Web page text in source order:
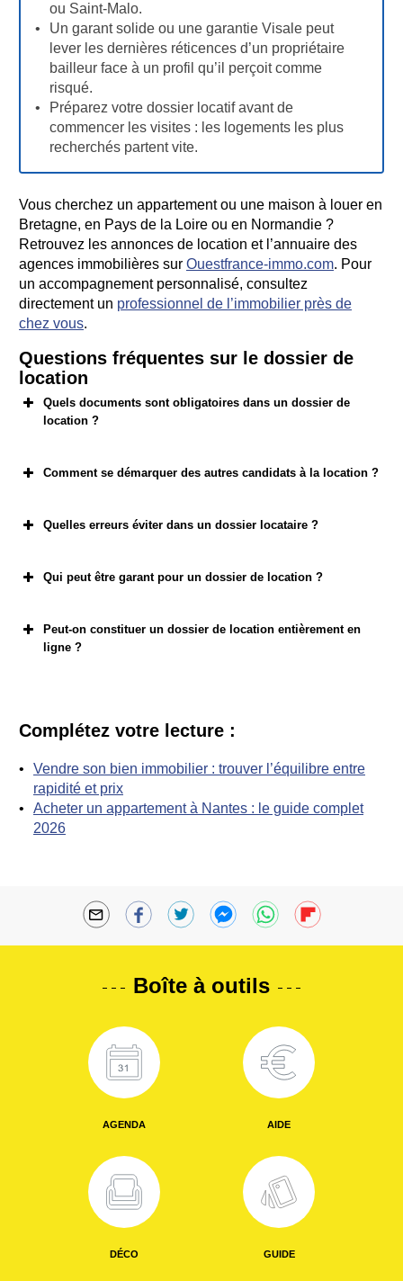
ou Saint-Malo.
Un garant solide ou une garantie Visale peut
lever les dernières réticences d’un propriétaire
bailleur face à un profil qu’il perçoit comme
risqué.
Préparez votre dossier locatif avant de
commencer les visites : les logements les plus
recherchés partent vite.
Vous cherchez un appartement ou une maison à louer en
Bretagne, en Pays de la Loire ou en Normandie ?
Retrouvez les annonces de location et l’annuaire des
agences immobilières sur Ouestfrance-immo.com. Pour
un accompagnement personnalisé, consultez
directement un professionnel de l’immobilier près de
chez vous.
Questions fréquentes sur le dossier de
location
Quels documents sont obligatoires dans un dossier de
location ?
Comment se démarquer des autres candidats à la location ?
Quelles erreurs éviter dans un dossier locataire ?
Qui peut être garant pour un dossier de location ?
Peut-on constituer un dossier de location entièrement en
ligne ?
Complétez votre lecture :
Vendre son bien immobilier : trouver l’équilibre entre
rapidité et prix
Acheter un appartement à Nantes : le guide complet
2026
Boîte à outils
AGENDA AIDE
DÉCO GUIDE